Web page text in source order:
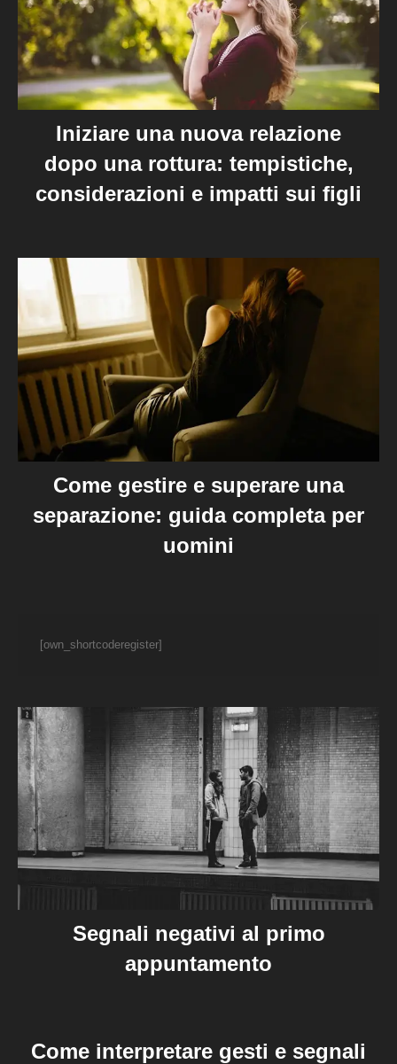
Iniziare una nuova relazione
dopo una rottura: tempistiche,
considerazioni e impatti sui figli
Come gestire e superare una
separazione: guida completa per
uomini
[own_shortcoderegister]
Segnali negativi al primo
appuntamento
Come interpretare gesti e segnali